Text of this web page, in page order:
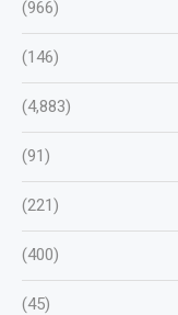
(966)
(146)
(4,883)
(91)
(221)
(400)
(45)